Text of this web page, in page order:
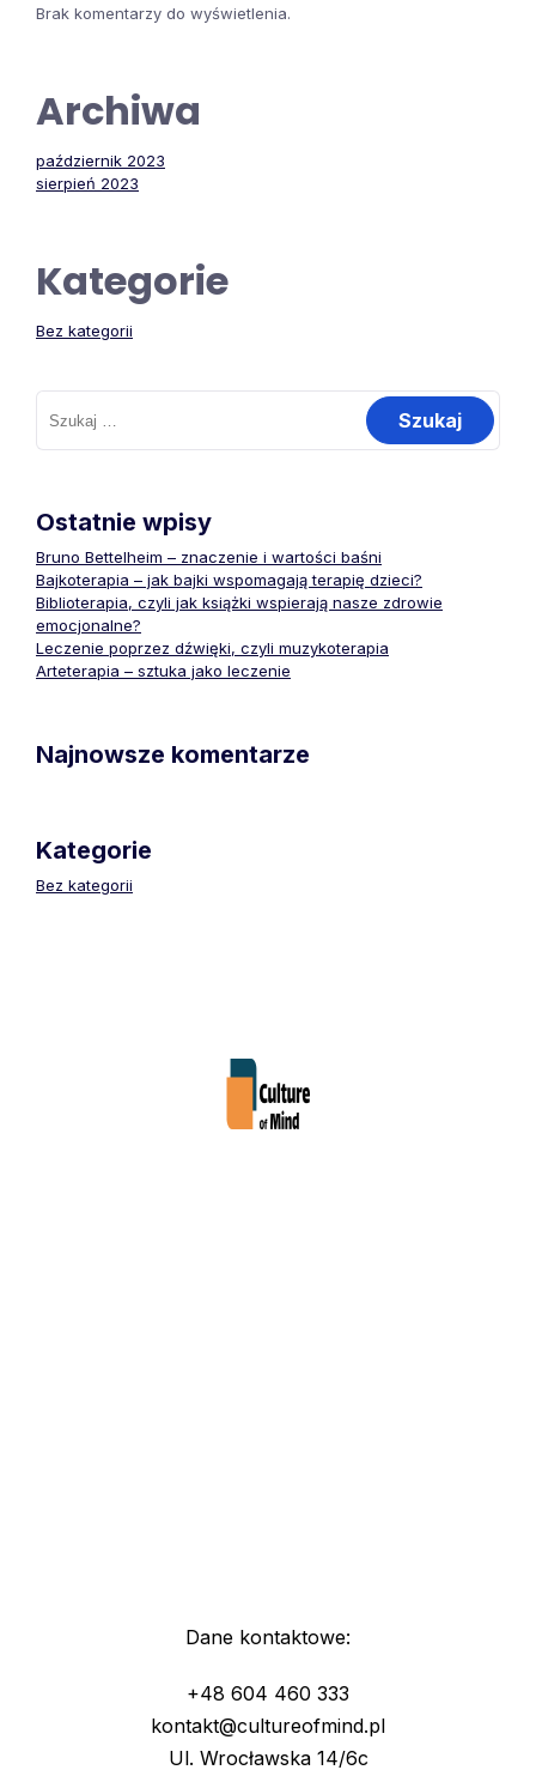
Brak komentarzy do wyświetlenia.
Archiwa
październik 2023
sierpień 2023
Kategorie
Bez kategorii
Szukaj:
Ostatnie wpisy
Bruno Bettelheim – znaczenie i wartości baśni
Bajkoterapia – jak bajki wspomagają terapię dzieci?
Biblioterapia, czyli jak książki wspierają nasze zdrowie
emocjonalne?
Leczenie poprzez dźwięki, czyli muzykoterapia
Arteterapia – sztuka jako leczenie
Najnowsze komentarze
Kategorie
Bez kategorii
Dane kontaktowe:
+48 604 460 333
kontakt@cultureofmind.pl
Ul. Wrocławska 14/6c